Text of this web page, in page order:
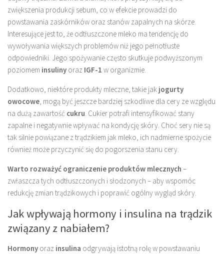
zwiększenia produkcji sebum, co w efekcie prowadzi do
powstawania zaskórników oraz stanów zapalnych na skórze.
Interesujące jest to, że odtłuszczone mleko ma tendencję do
wywoływania większych problemów niż jego pełnotłuste
odpowiedniki. Jego spożywanie często skutkuje podwyższonym
poziomem insuliny oraz IGF-1 w organizmie.
Dodatkowo, niektóre produkty mleczne, takie jak jogurty
owocowe, mogą być jeszcze bardziej szkodliwe dla cery ze względu
na dużą zawartość cukru. Cukier potrafi intensyfikować stany
zapalne i negatywnie wpływać na kondycję skóry. Choć sery nie są
tak silnie powiązane z trądzikiem jak mleko, ich nadmierne spożycie
również może przyczynić się do pogorszenia stanu cery.
Warto rozważyć ograniczenie produktów mlecznych –
zwłaszcza tych odtłuszczonych i słodzonych – aby wspomóc
redukcję zmian trądzikowych i poprawić ogólny wygląd skóry.
Jak wpływają hormony i insulina na trądzik
związany z nabiałem?
Hormony oraz insulina odgrywają istotną rolę w powstawaniu